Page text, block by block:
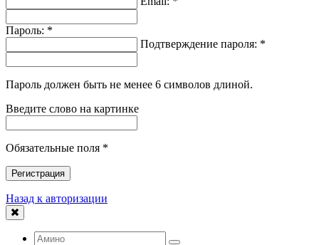
Пароль: *
Подтверждение пароля: *
Пароль должен быть не менее 6 символов длиной.
Введите слово на картинке
Обязательные поля *
Регистрация
Назад к авторизации